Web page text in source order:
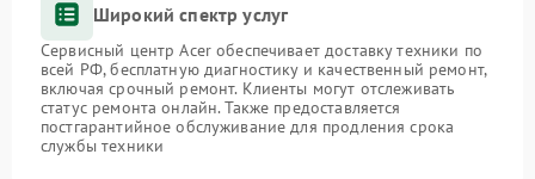
Широкий спектр услуг
Сервисный центр Acer обеспечивает доставку техники по
всей РФ, бесплатную диагностику и качественный ремонт,
включая срочный ремонт. Клиенты могут отслеживать
статус ремонта онлайн. Также предоставляется
постгарантийное обслуживание для продления срока
службы техники